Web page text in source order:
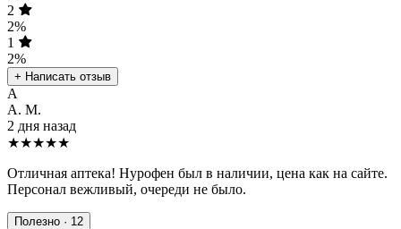
2
2%
1
2%
+ Написать отзыв
А
А. М.
2 дня назад
★★★★★
Отличная аптека! Нурофен был в наличии, цена как на сайте.
Персонал вежливый, очереди не было.
Полезно · 12